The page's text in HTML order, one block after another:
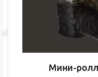
Мини-ролл